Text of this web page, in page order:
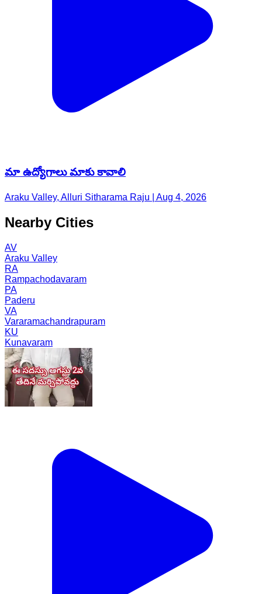
మా ఉద్యోగాలు మాకు కావాలి
Araku Valley, Alluri Sitharama Raju | Aug 4, 2026
Nearby Cities
AV
Araku Valley
RA
Rampachodavaram
PA
Paderu
VA
Vararamachandrapuram
KU
Kunavaram